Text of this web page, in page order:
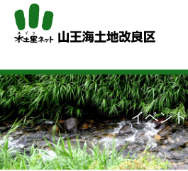
Skip
to
content
イベント